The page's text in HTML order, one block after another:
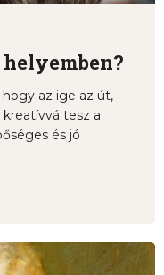
az ige az út,
tesz a
és jó